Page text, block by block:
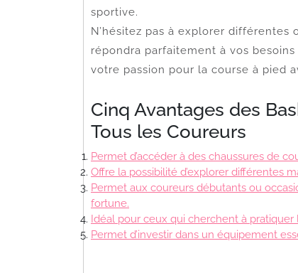
sportive.
N’hésitez pas à explorer
répondra parfaitement à vos
votre passion pour la course à pied
Cinq Avantages des
Tous les Coureurs
Permet d’accéder à des chaussures de
Offre la possibilité d’explorer différentes
Permet aux coureurs débutants ou
fortune.
Idéal pour ceux qui cherchent à
Permet d’investir dans un équipement